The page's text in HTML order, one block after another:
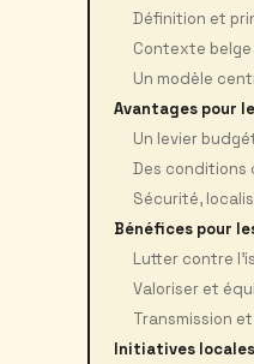
Définition et
Contexte
Un modèle
Avantages pour
Un levier
Des conditions
Sécurité,
Bénéfices pour
Lutter contre
Valoriser et
Transmission
Initiatives